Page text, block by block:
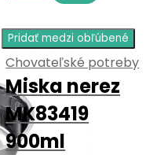
Pridať medzi obľúbené
Chovateľské potreby
Miska nerez
MK83419
900ml